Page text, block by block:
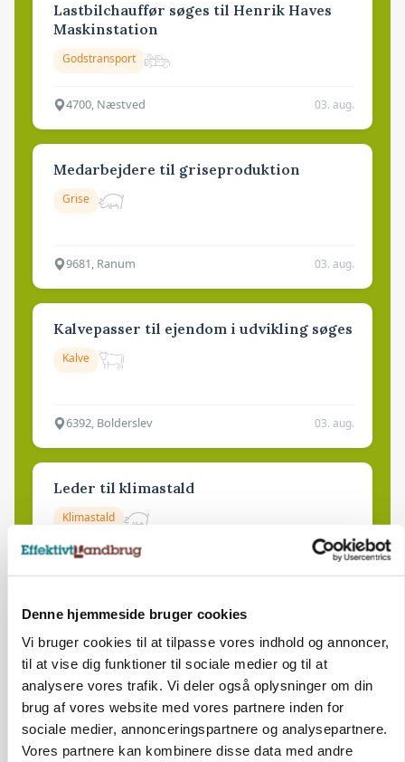
Denne hjemmeside bruger cookies
Vi bruger cookies til at tilpasse vores indhold og annoncer,
til at vise dig funktioner til sociale medier og til at
analysere vores trafik. Vi deler også oplysninger om din
brug af vores website med vores partnere inden for
sociale medier, annonceringspartnere og analysepartnere.
Vores partnere kan kombinere disse data med andre
Lastbilchauffør søges til Henrik Haves
Maskinstation
Godstransport
4700, Næstved 03. aug.
Medarbejdere til griseproduktion
Grise
9681, Ranum 03. aug.
Kalvepasser til ejendom i udvikling søges
Kalve
6392, Bolderslev 03. aug.
Leder til klimastald
Klimastald